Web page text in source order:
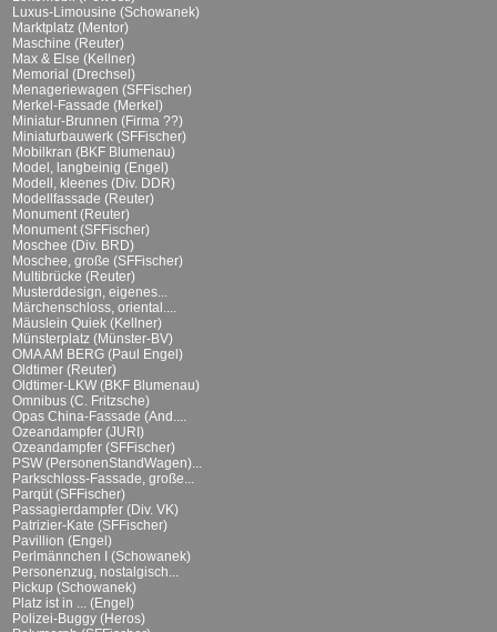
Luxus-Limousine (Schowanek)
Marktplatz (Mentor)
Maschine (Reuter)
Max & Else (Kellner)
Memorial (Drechsel)
Menageriewagen (SFFischer)
Merkel-Fassade (Merkel)
Miniatur-Brunnen (Firma ??)
Miniaturbauwerk (SFFischer)
Mobilkran (BKF Blumenau)
Model, langbeinig (Engel)
Modell, kleenes (Div. DDR)
Modellfassade (Reuter)
Monument (Reuter)
Monument (SFFischer)
Moschee (Div. BRD)
Moschee, große (SFFischer)
Multibrücke (Reuter)
Musterddesign, eigenes...
Märchenschloss, oriental....
Mäuslein Quiek (Kellner)
Münsterplatz (Münster-BV)
OMA AM BERG (Paul Engel)
Oldtimer (Reuter)
Oldtimer-LKW (BKF Blumenau)
Omnibus (C. Fritzsche)
Opas China-Fassade (And....
Ozeandampfer (JURI)
Ozeandampfer (SFFischer)
PSW (PersonenStandWagen)...
Parkschloss-Fassade, große...
Parqüt (SFFischer)
Passagierdampfer (Div. VK)
Patrizier-Kate (SFFischer)
Pavillion (Engel)
Perlmännchen I (Schowanek)
Personenzug, nostalgisch...
Pickup (Schowanek)
Platz ist in ... (Engel)
Polizei-Buggy (Heros)